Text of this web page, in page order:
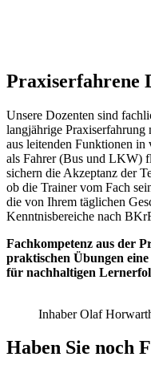
Praxiserfahrene
Unsere Dozenten sind
langjährige Praxiserfahrung
aus leitenden Funktionen in
als Fahrer (Bus und LKW)
sichern die Akzeptanz der
ob die Trainer vom Fach
die von Ihrem täglichen
Kenntnisbereiche nach
Fachkompetenz aus der
praktischen Übungen
für nachhaltigen
Inhaber Olaf
Haben Sie noch